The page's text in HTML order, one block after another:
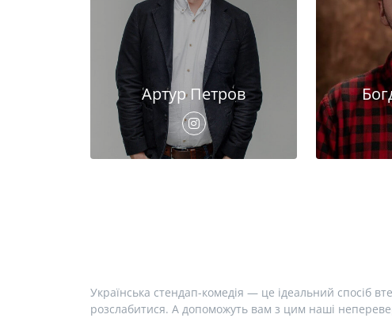
Артур Петров
Українська стендап-комедія — це ідеальний спосіб
розслабитися. А допоможуть вам з цим наші